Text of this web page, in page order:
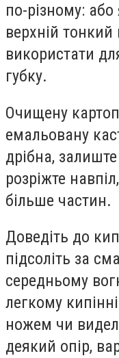
по-різному: або
верхній
використати
губку.
Очищену
емальовану
дрібна,
розріжте
більше частин.
Доведіть до
підсоліть за
середньому
легкому
ножем чи
деякий опір,